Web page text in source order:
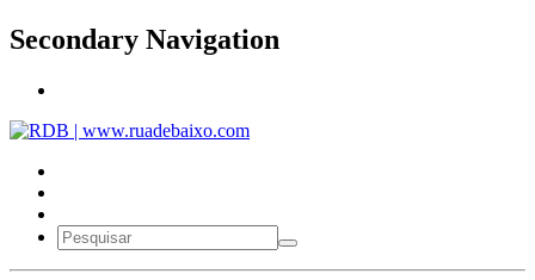
Secondary Navigation